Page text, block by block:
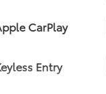
CarPlay
Entry